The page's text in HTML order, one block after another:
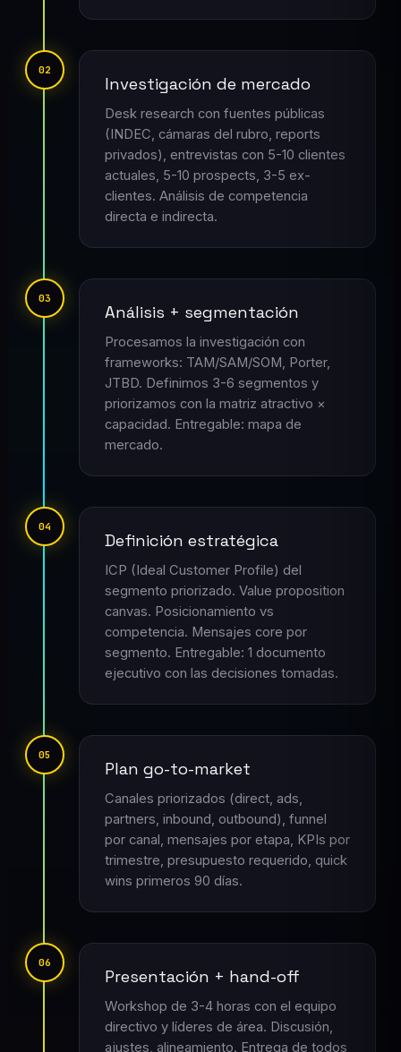
02
Investigación de mercado
Desk research con fuentes públicas
(INDEC, cámaras del rubro, reports
privados), entrevistas con 5-10 clientes
actuales, 5-10 prospects, 3-5 ex-
clientes. Análisis de competencia
directa e indirecta.
03
Análisis + segmentación
Procesamos la investigación con
frameworks: TAM/SAM/SOM, Porter,
JTBD. Definimos 3-6 segmentos y
priorizamos con la matriz atractivo ×
capacidad. Entregable: mapa de
mercado.
04
Definición estratégica
ICP (Ideal Customer Profile) del
segmento priorizado. Value proposition
canvas. Posicionamiento vs
competencia. Mensajes core por
segmento. Entregable: 1 documento
ejecutivo con las decisiones tomadas.
05
Plan go-to-market
Canales priorizados (direct, ads,
partners, inbound, outbound), funnel
por canal, mensajes por etapa, KPIs por
trimestre, presupuesto requerido, quick
wins primeros 90 días.
06
Presentación + hand-off
Workshop de 3-4 horas con el equipo
directivo y líderes de área. Discusión,
ajustes, alineamiento. Entrega de todos